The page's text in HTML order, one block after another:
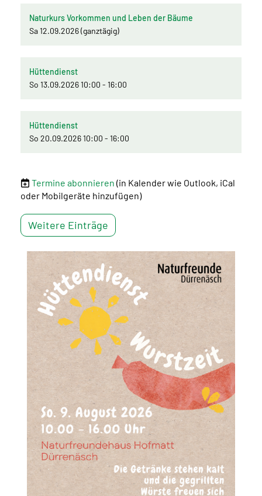
Naturkurs Vorkommen und Leben der Bäume
Sa 12.09.2026 (ganztägig)
Hüttendienst
So 13.09.2026 10:00 - 16:00
Hüttendienst
So 20.09.2026 10:00 - 16:00
Termine abonnieren (in Kalender wie Outlook, iCal
oder Mobilgeräte hinzufügen)
Weitere Einträge